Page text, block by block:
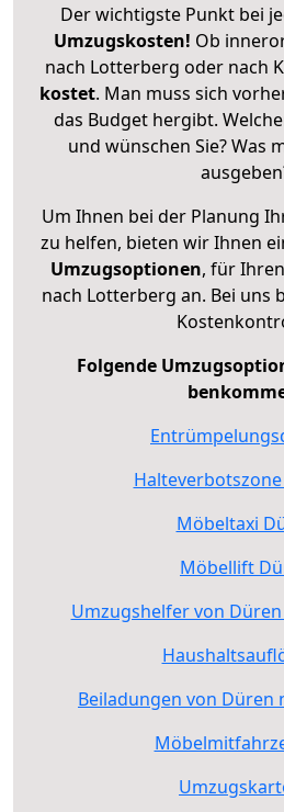
Der wichtigste Punkt bei
Umzugskosten! Ob
nach Lotterberg oder nach
kostet. Man muss sich
das Budget hergibt.
und wünschen Sie? Was
Um Ihnen bei der Planung
zu helfen, bieten wir Ihnen
Umzugsoptionen, für
nach Lotterberg an. Bei uns
Folgende
Möbeltaxi
Möbellift
Umzugshelfer von
Beiladungen von Düren